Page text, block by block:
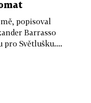
popisoval
Barrasso
Světlušku....